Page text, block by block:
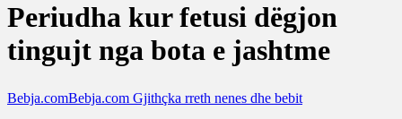
Periudha kur fetusi dëgjon
tingujt nga bota e jashtme
Bebja.comBebja.com Gjithçka rreth nenes dhe bebit